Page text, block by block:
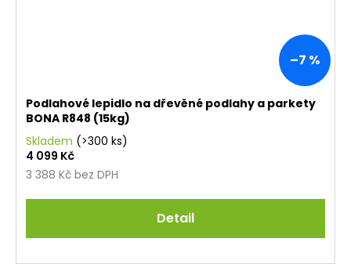
–7 %
Podlahové lepidlo na dřevěné podlahy a parkety
BONA R848 (15kg)
Skladem (>300 ks)
3 388 Kč bez DPH
4 099 Kč
Detail